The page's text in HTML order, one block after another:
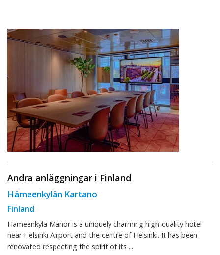
Andra anläggningar i Finland
Hämeenkylän Kartano
Finland
Hämeenkylä Manor is a uniquely charming high-quality hotel
near Helsinki Airport and the centre of Helsinki. It has been
renovated respecting the spirit of its ...